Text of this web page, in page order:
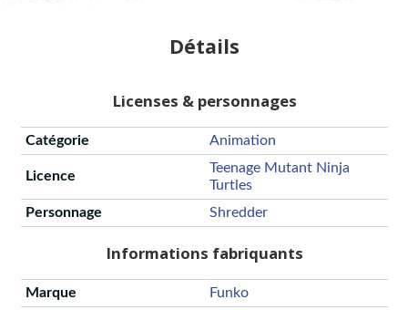
Détails
Licenses & personnages
Catégorie Animation
Licence
Teenage Mutant Ninja
Turtles
Personnage
Shredder
Informations fabriquants
Marque Funko